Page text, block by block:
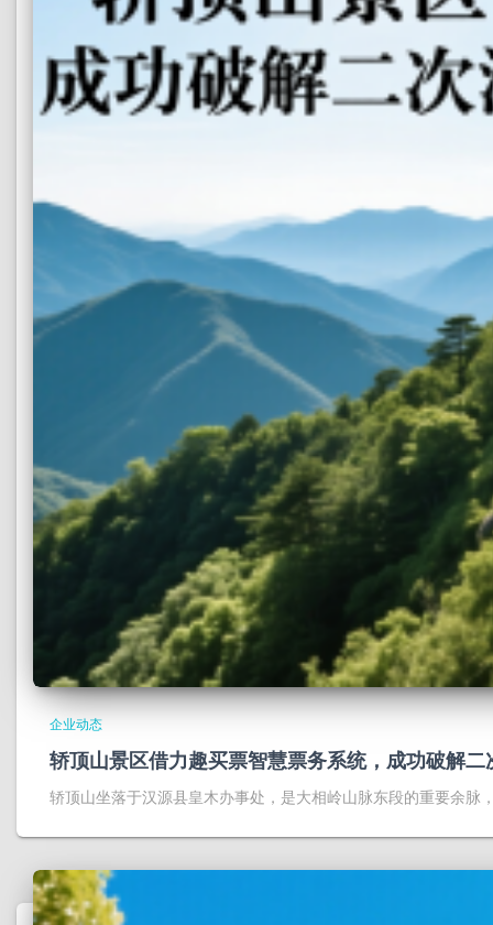
企业动态
轿顶山景区借力趣买票智慧票务系统，成功破解
轿顶山坐落于汉源县皇木办事处，是大相岭山脉东段的重要余脉